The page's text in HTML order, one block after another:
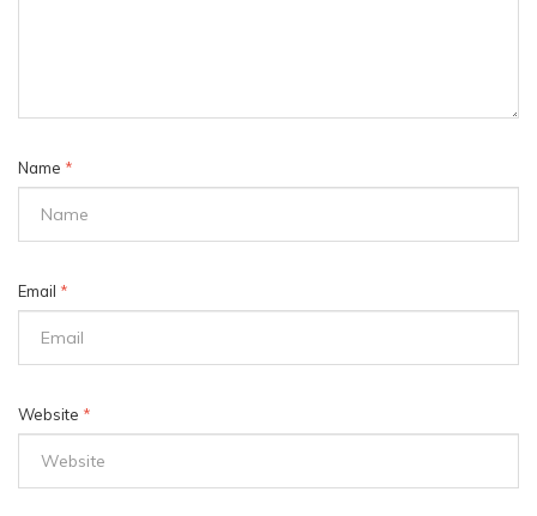
Name *
Email *
Website *